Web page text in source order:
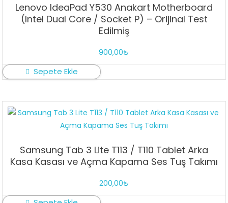
Lenovo IdeaPad Y530 Anakart Motherboard
(Intel Dual Core / Socket P) – Orijinal Test
Edilmiş
900,00₺
Sepete Ekle
Samsung Tab 3 Lite T113 / T110 Tablet Arka
Kasa Kasası ve Açma Kapama Ses Tuş Takımı
200,00₺